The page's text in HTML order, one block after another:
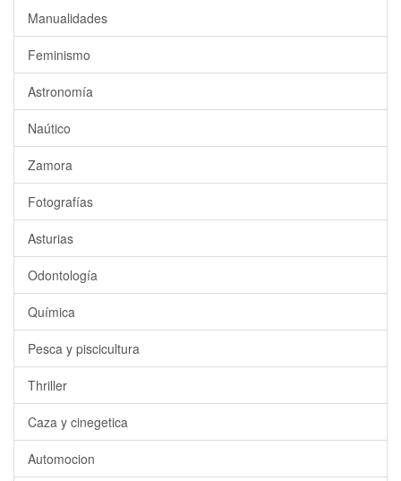
Manualidades
Feminismo
Astronomía
Naútico
Zamora
Fotografías
Asturias
Odontología
Química
Pesca y piscicultura
Thriller
Caza y cinegetica
Automocion